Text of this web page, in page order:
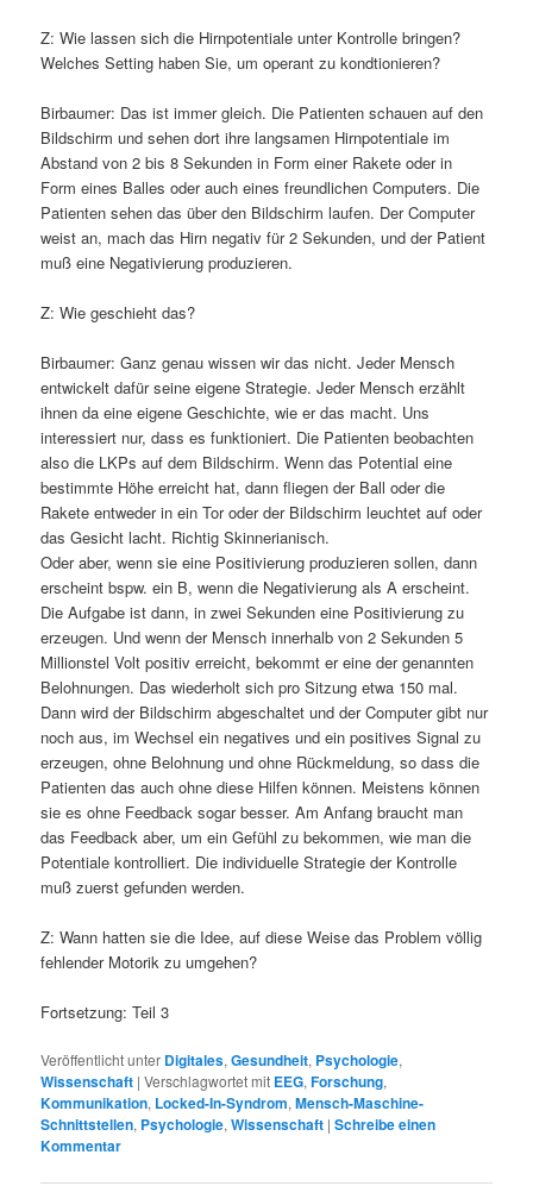
Z: Wie lassen sich die Hirnpotentiale unter Kontrolle bringen?
Welches Setting haben Sie, um operant zu kondtionieren?
Birbaumer: Das ist immer gleich. Die Patienten schauen auf den
Bildschirm und sehen dort ihre langsamen Hirnpotentiale im
Abstand von 2 bis 8 Sekunden in Form einer Rakete oder in
Form eines Balles oder auch eines freundlichen Computers. Die
Patienten sehen das über den Bildschirm laufen. Der Computer
weist an, mach das Hirn negativ für 2 Sekunden, und der Patient
muß eine Negativierung produzieren.
Z: Wie geschieht das?
Birbaumer: Ganz genau wissen wir das nicht. Jeder Mensch
entwickelt dafür seine eigene Strategie. Jeder Mensch erzählt
ihnen da eine eigene Geschichte, wie er das macht. Uns
interessiert nur, dass es funktioniert. Die Patienten beobachten
also die LKPs auf dem Bildschirm. Wenn das Potential eine
bestimmte Höhe erreicht hat, dann fliegen der Ball oder die
Rakete entweder in ein Tor oder der Bildschirm leuchtet auf oder
das Gesicht lacht. Richtig Skinnerianisch.
Oder aber, wenn sie eine Positivierung produzieren sollen, dann
erscheint bspw. ein B, wenn die Negativierung als A erscheint.
Die Aufgabe ist dann, in zwei Sekunden eine Positivierung zu
erzeugen. Und wenn der Mensch innerhalb von 2 Sekunden 5
Millionstel Volt positiv erreicht, bekommt er eine der genannten
Belohnungen. Das wiederholt sich pro Sitzung etwa 150 mal.
Dann wird der Bildschirm abgeschaltet und der Computer gibt nur
noch aus, im Wechsel ein negatives und ein positives Signal zu
erzeugen, ohne Belohnung und ohne Rückmeldung, so dass die
Patienten das auch ohne diese Hilfen können. Meistens können
sie es ohne Feedback sogar besser. Am Anfang braucht man
das Feedback aber, um ein Gefühl zu bekommen, wie man die
Potentiale kontrolliert. Die individuelle Strategie der Kontrolle
muß zuerst gefunden werden.
Z: Wann hatten sie die Idee, auf diese Weise das Problem völlig
fehlender Motorik zu umgehen?
Fortsetzung: Teil 3
Veröffentlicht unter Digitales,Gesundheit, Psychologie,
Wissenschaft |Verschlagwortet mit EEG,Forschung,
Kommunikation, Locked-In-Syndrom,Mensch-Maschine-
Schnittstellen, Psychologie,Wissenschaft |Schreibe einen
Kommentar